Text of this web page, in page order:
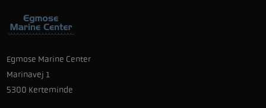
Egmose Marine Center
Marinavej 1
5300 Kerteminde